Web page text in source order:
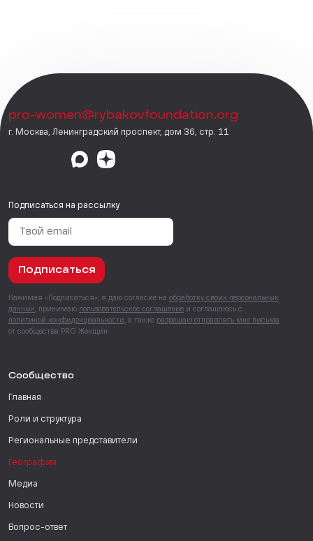
pro-women@rybakovfoundation.org
г. Москва, Ленинградский проспект, дом 36, стр. 11
Подписаться на рассылку
Подписаться
Нажимая «Подписаться», я даю согласие на обработку своих персональных
данных , принимаю пользовательское соглашение и соглашаюсь с
политикой конфиденциальности , а также разрешаю отправлять мне письма
от сообщества PRO Женщин.
Сообщество
Главная
Роли и структура
Региональные представители
География
Медиа
Новости
Вопрос-ответ